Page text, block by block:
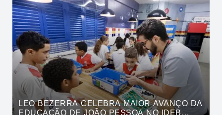
LEO BEZERRA CELEBRA MAIOR AVANÇO DA
EDUCAÇÃO DE JOÃO PESSOA NO IDEB